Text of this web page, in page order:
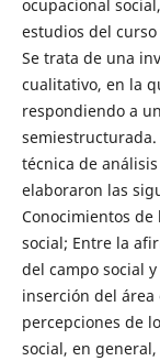
ocupacional
estudios del
Se trata de una
cualitativo, en la
respondiendo a
semiestructurada.
técnica de
elaboraron las
Conocimientos
social; Entre la
del campo social
inserción del área
percepciones de
social, en